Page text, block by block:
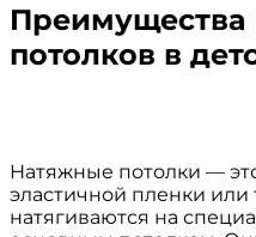
потолков в
Натяжные потолки —
эластичной пленки или
натягиваются на